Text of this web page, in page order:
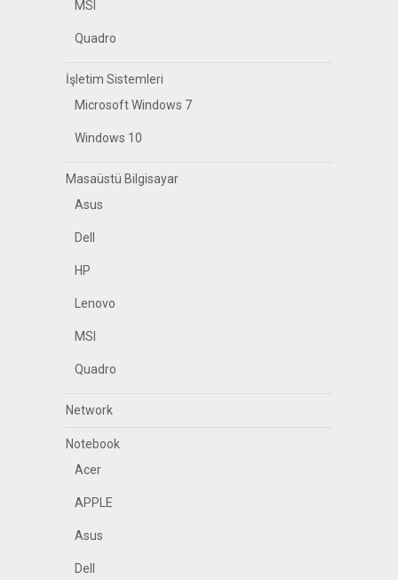
MSI
Quadro
İşletim Sistemleri
Microsoft Windows 7
Windows 10
Masaüstü Bilgisayar
Asus
Dell
HP
Lenovo
MSI
Quadro
Network
Notebook
Acer
APPLE
Asus
Dell